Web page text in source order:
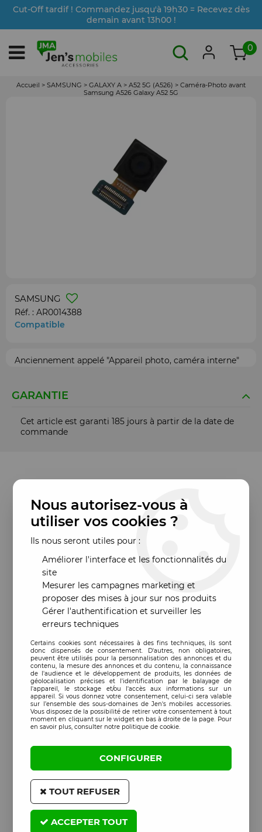
Cut-Off tardif ! Commandez jusqu'à 19h30 = Recevez dès
demain avant 13h00 !
0
Accueil > SAMSUNG > GALAXY A > A52 5G (A526) > Caméra-Photo avant
Samsung A526 Galaxy A52 5G
SAMSUNG
Réf. : AR0014388
Compatible
Anciennement appelé "Appareil photo, caméra interne"
GARANTIE
Cet article est garanti 185 jours à partir de la date de
commande
Nous autorisez-vous à
utiliser vos cookies ?
Ils nous seront utiles pour :
Améliorer l'interface et les fonctionnalités du
site
Mesurer les campagnes marketing et
proposer des mises à jour sur nos produits
Gérer l'authentification et surveiller les
erreurs techniques
Certains cookies sont nécessaires à des fins techniques, ils sont
donc dispensés de consentement. D'autres, non obligatoires,
peuvent être utilisés pour la personnalisation des annonces et du
contenu, la mesure des annonces et du contenu, la connaissance
de l'audience et le développement de produits, les données de
géolocalisation précises et l'identification par le balayage de
l'appareil, le stockage et/ou l'accès aux informations sur un
appareil. Si vous donnez votre consentement, celui-ci sera valable
sur l’ensemble des sous-domaines de Jen's mobiles accessories.
Vous disposez de la possibilité de retirer votre consentement à tout
moment en cliquant sur le widget en bas à droite de la page. Pour
en savoir plus, consulter notre politique de cookie.
CONFIGURER
TOUT REFUSER
ACCEPTER TOUT